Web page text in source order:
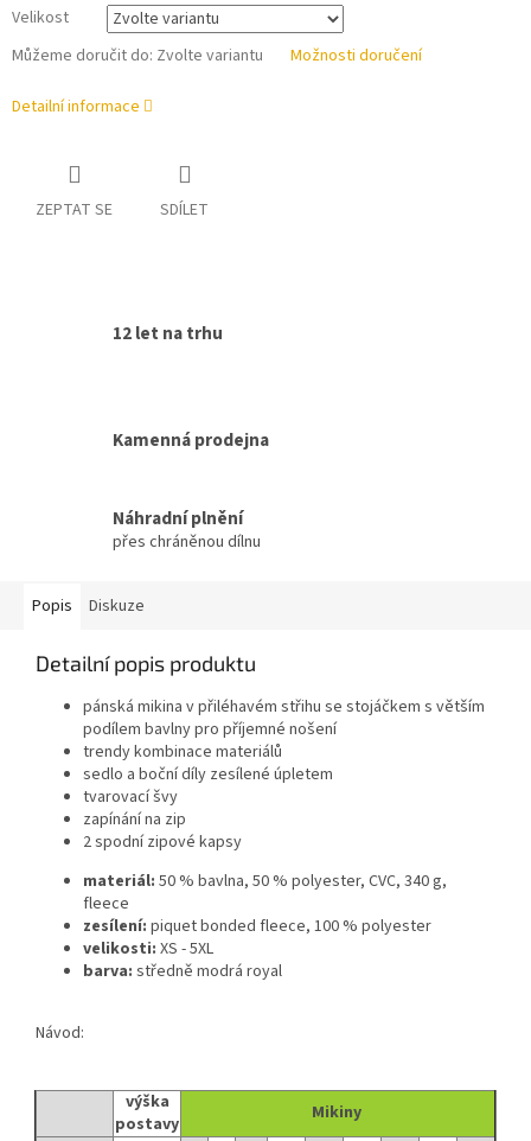
Velikost
Můžeme doručit do: Zvolte variantu Možnosti doručení
Detailní informace
ZEPTAT SE SDÍLET
12 let na trhu
Kamenná prodejna
Náhradní plnění
přes chráněnou dílnu
Popis Diskuze
Detailní popis produktu
pánská mikina v přiléhavém střihu se stojáčkem s větším
podílem bavlny pro příjemné nošení
trendy kombinace materiálů
sedlo a boční díly zesílené úpletem
tvarovací švy
zapínání na zip
2 spodní zipové kapsy
materiál: 50 % bavlna, 50 % polyester, CVC, 340 g,
fleece
zesílení: piquet bonded fleece, 100 % polyester
velikosti: XS - 5XL
barva: středně modrá royal
Návod:
výška
postavy
Mikiny